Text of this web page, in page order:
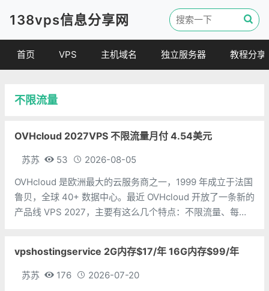
138vps信息分享网
首页 VPS
便宜VPS
主机域名 独立服务器 教程分享
不限流量
OVHcloud 2027VPS 不限流量月付 4.54美元
苏苏 53
2026-08-05
OVHcloud 是欧洲最大的云服务商之一，1999 年成立于法国
鲁贝，全球 40+ 数据中心。最近 OVHcloud 开放了一条新的
产品线 VPS 2027，主要有这么几个特点：不限流量、每日
vpshostingservice 2G内存$17/年 16G内存$99/年
苏苏 176
2026-07-20